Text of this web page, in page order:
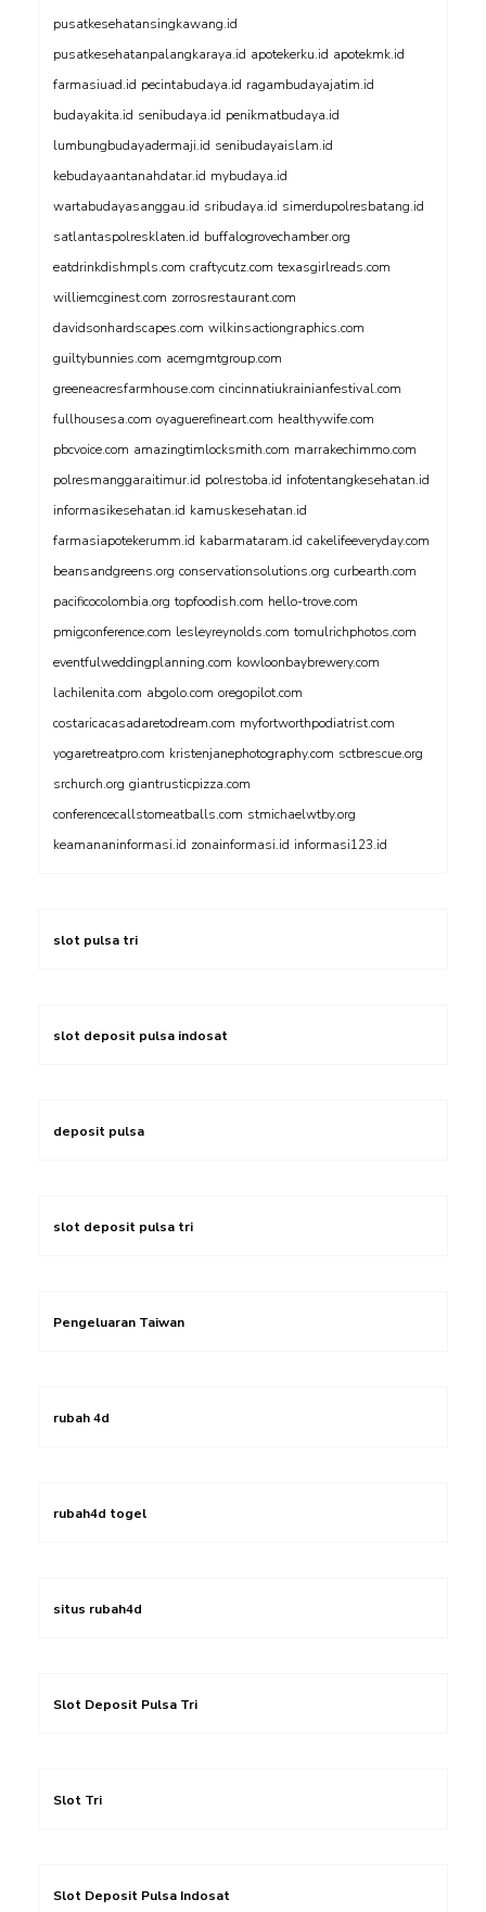
pusatkesehatansingkawang.id
pusatkesehatanpalangkaraya.id apotekerku.id apotekmk.id
farmasiuad.id pecintabudaya.id ragambudayajatim.id
budayakita.id senibudaya.id penikmatbudaya.id
lumbungbudayadermaji.id senibudayaislam.id
kebudayaantanahdatar.id mybudaya.id
wartabudayasanggau.id sribudaya.id simerdupolresbatang.id
satlantaspolresklaten.id buffalogrovechamber.org
eatdrinkdishmpls.com craftycutz.com texasgirlreads.com
williemcginest.com zorrosrestaurant.com
davidsonhardscapes.com wilkinsactiongraphics.com
guiltybunnies.com acemgmtgroup.com
greeneacresfarmhouse.com cincinnatiukrainianfestival.com
fullhousesa.com oyaguerefineart.com healthywife.com
pbcvoice.com amazingtimlocksmith.com marrakechimmo.com
polresmanggaraitimur.id polrestoba.id infotentangkesehatan.id
informasikesehatan.id kamuskesehatan.id
farmasiapotekerumm.id kabarmataram.id cakelifeeveryday.com
beansandgreens.org conservationsolutions.org curbearth.com
pacificocolombia.org topfoodish.com hello-trove.com
pmigconference.com lesleyreynolds.com tomulrichphotos.com
eventfulweddingplanning.com kowloonbaybrewery.com
lachilenita.com abgolo.com oregopilot.com
costaricacasadaretodream.com myfortworthpodiatrist.com
yogaretreatpro.com kristenjanephotography.com sctbrescue.org
srchurch.org giantrusticpizza.com
conferencecallstomeatballs.com stmichaelwtby.org
keamananinformasi.id zonainformasi.id informasi123.id
slot pulsa tri
slot deposit pulsa indosat
deposit pulsa
slot deposit pulsa tri
Pengeluaran Taiwan
rubah 4d
rubah4d togel
situs rubah4d
Slot Deposit Pulsa Tri
Slot Tri
Slot Deposit Pulsa Indosat